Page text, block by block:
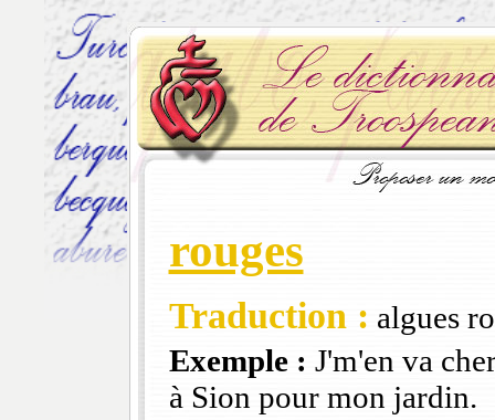
rouges
Traduction : algues
Exemple : J'm'en va
à Sion pour mon jardin.